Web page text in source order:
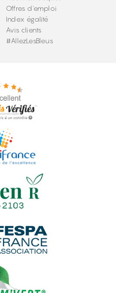
Offres d'emploi
Index égalité
Avis clients
#AllezLesBleus